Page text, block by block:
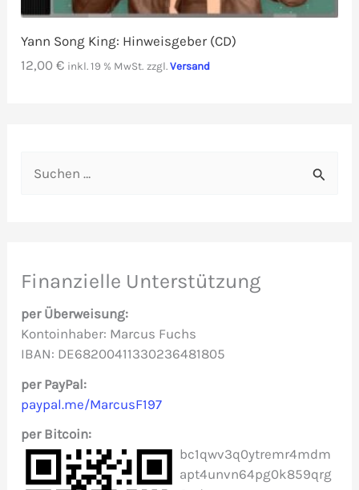
Yann Song King: Hinweisgeber (CD)
12,00€ inkl. 19 % MwSt. zzgl.Versand
e
n
a
c
h
:
Finanzielle Unterstützung
per Überweisung:
Kontoinhaber: Marcus Fuchs
IBAN: DE68200411330236481805
per PayPal:
paypal.me/MarcusF197
per Bitcoin:
bc1qwv3q0ytremr4mdm
apt4unvn64pg0k859qrg